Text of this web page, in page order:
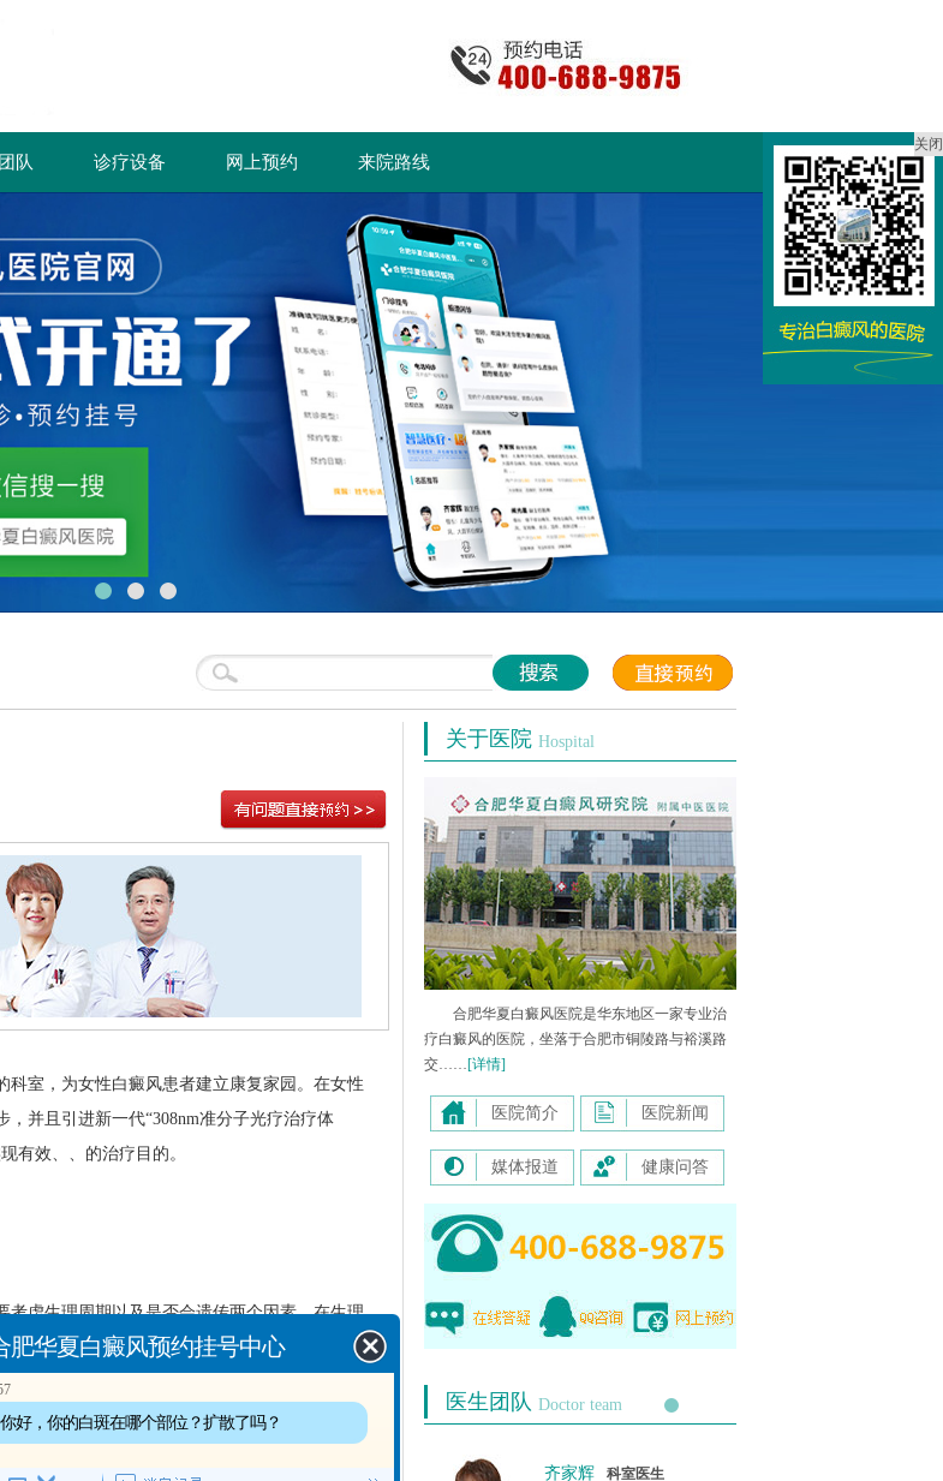
队 诊疗设备 网上预约 来院路线
关闭
室，为女性白癜风患者建立康复家园。在女性
并且引进新一代“308nm准分子光疗治疗体
有效、、的治疗目的。
虑生理周期以及是否会遗传两个因素。在生理
情不稳定。这个时期，在用药和剂量上都要酌情
在治疗时，只有阻断遗传因素，才能降低遗传
开通网络预约通道，您可以点击【在线预
关于医院 Hospital
合肥华夏白癜风医院是华东地区一家专业治
疗白癜风的医院，坐落于合肥市铜陵路与裕溪路
交……[详情]
医院简介 医院新闻
媒体报道 健康问答
医生团队 Doctor team
齐家辉
科室医生
肥华夏白癜风预约挂号中心
你好，你的白斑在哪个部位？扩散了吗？